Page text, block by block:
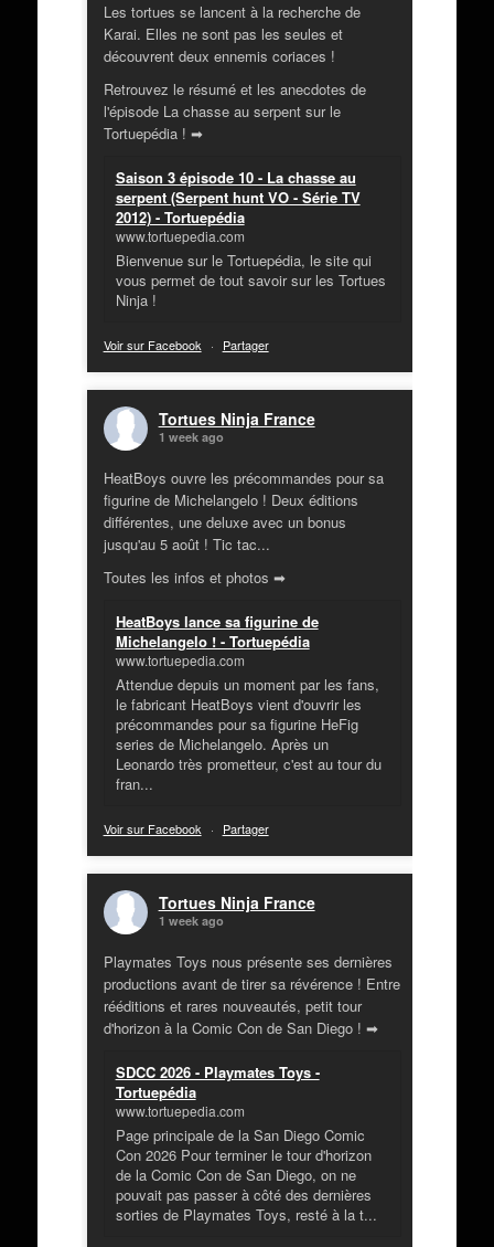
Les tortues se lancent à la recherche de
Karai. Elles ne sont pas les seules et
découvrent deux ennemis coriaces !
Retrouvez le résumé et les anecdotes de
l'épisode La chasse au serpent sur le
Tortuepédia ! ➡
Saison 3 épisode 10 - La chasse au
serpent (Serpent hunt VO - Série TV
2012) - Tortuepédia
www.tortuepedia.com
Bienvenue sur le Tortuepédia, le site qui
vous permet de tout savoir sur les Tortues
Ninja !
Voir sur Facebook · Partager
Tortues Ninja France
1 week ago
HeatBoys ouvre les précommandes pour sa
figurine de Michelangelo ! Deux éditions
différentes, une deluxe avec un bonus
jusqu'au 5 août ! Tic tac...
Toutes les infos et photos ➡
HeatBoys lance sa figurine de
Michelangelo ! - Tortuepédia
www.tortuepedia.com
Attendue depuis un moment par les fans,
le fabricant HeatBoys vient d'ouvrir les
précommandes pour sa figurine HeFig
series de Michelangelo. Après un
Leonardo très prometteur, c'est au tour du
fran...
Voir sur Facebook · Partager
Tortues Ninja France
1 week ago
Playmates Toys nous présente ses dernières
productions avant de tirer sa révérence ! Entre
rééditions et rares nouveautés, petit tour
d'horizon à la Comic Con de San Diego ! ➡
SDCC 2026 - Playmates Toys -
Tortuepédia
www.tortuepedia.com
Page principale de la San Diego Comic
Con 2026 Pour terminer le tour d'horizon
de la Comic Con de San Diego, on ne
pouvait pas passer à côté des dernières
sorties de Playmates Toys, resté à la t...